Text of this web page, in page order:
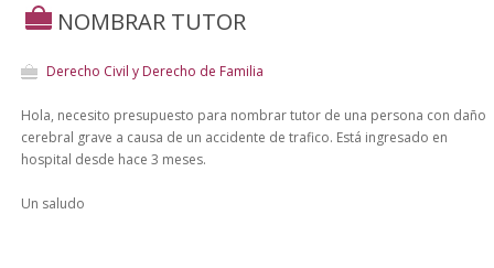
NOMBRAR TUTOR
Derecho Civil y Derecho de Familia
Hola, necesito presupuesto para nombrar tutor de una persona con daño
cerebral grave a causa de un accidente de trafico. Está ingresado en
hospital desde hace 3 meses.
Un saludo